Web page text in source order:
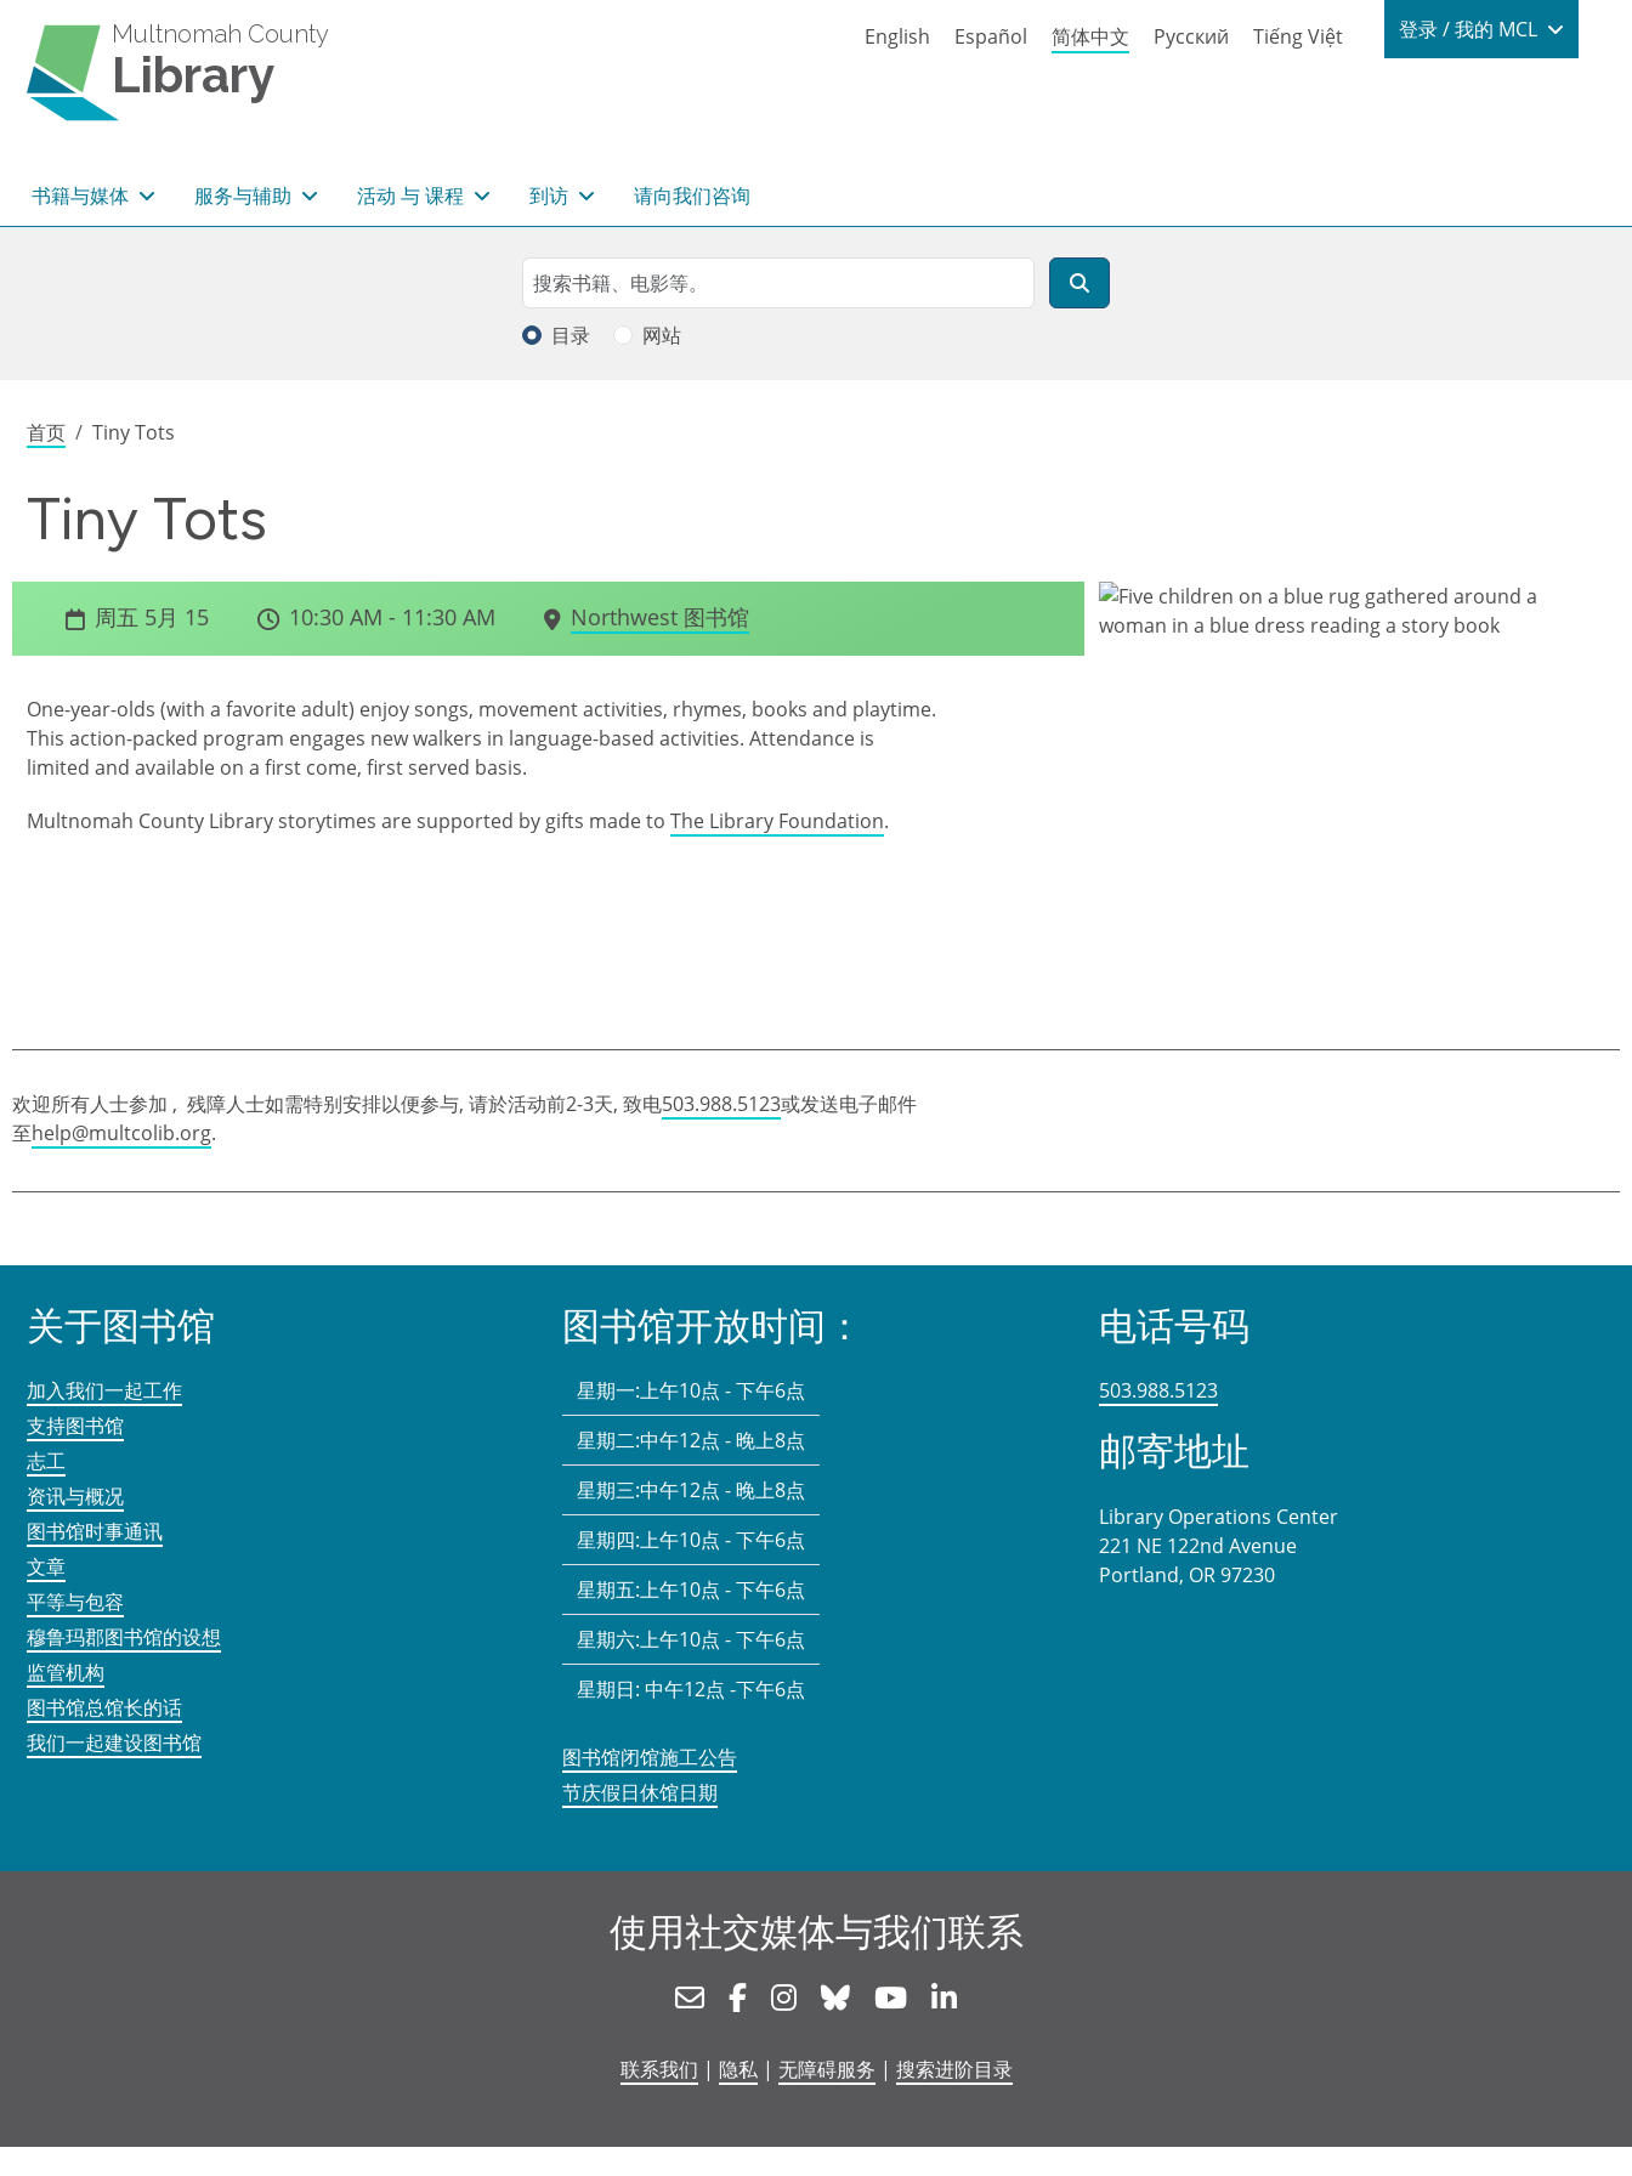
Multnomah County
Library
English Español 简体中文 Русский Tiếng Việt Login / My
登录 / 我的 MCL
主导航
书籍与媒体 服务与辅助 活动 与 课程 到访 请向我们咨询
Search
搜索
目录 网站
面包屑
首页 Tiny Tots
Tiny Tots
周五 5月 15 10:30 AM - 11:30 AM Northwest 图书馆
One-year-olds (with a favorite adult) enjoy songs, movement activities, rhymes, books and playtime.
This action-packed program engages new walkers in language-based activities. Attendance is
limited and available on a first come, first served basis.
Multnomah County Library storytimes are supported by gifts made to The Library Foundation.
欢迎所有人士参加 , 残障人士如需特别安排以便参与, 请於活动前2-3天, 致电503.988.5123或发送电子邮件
至help@multcolib.org.
关于图书馆
加入我们一起工作
支持图书馆
志工
资讯与概况
图书馆时事通讯
文章
平等与包容
穆鲁玛郡图书馆的设想
监管机构
图书馆总馆长的话
我们一起建设图书馆
图书馆开放时间：
星期一:上午10点 - 下午6点
星期二:中午12点 - 晚上8点
星期三:中午12点 - 晚上8点
星期四:上午10点 - 下午6点
星期五:上午10点 - 下午6点
星期六:上午10点 - 下午6点
星期日: 中午12点 -下午6点
图书馆闭馆施工公告
节庆假日休馆日期
电话号码
503.988.5123
邮寄地址
Library Operations Center
221 NE 122nd Avenue
Portland, OR 97230
使用社交媒体与我们联系
NewsletterFacebookInstagram
Bluesky Youtube
联系我们 | 隐私| 无障碍服务 | 搜索进阶目录